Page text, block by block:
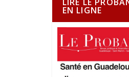
EN LIGNE